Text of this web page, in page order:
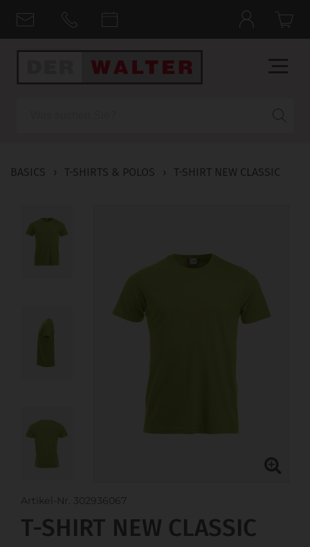
BASICS › T-SHIRTS & POLOS › T-SHIRT NEW CLASSIC
Artikel-Nr. 302936067
T-SHIRT NEW CLASSIC